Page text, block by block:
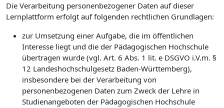
Die Verarbeitung personenbezogener Daten auf dieser
Lernplattform erfolgt auf folgenden rechtlichen Grundlagen:
zur Umsetzung einer Aufgabe, die im öffentlichen
Interesse liegt und die der Pädagogischen Hochschule
übertragen wurde (vgl. Art. 6 Abs. 1 lit. e DSGVO i.V.m. §
12 Landeshochschulgesetz Baden-Württemberg),
insbesondere bei der Verarbeitung von
personenbezogenen Daten zum Zweck der Lehre in
Studienangeboten der Pädagogischen Hochschule